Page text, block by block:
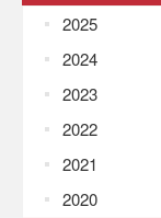
2025
2024
2023
2022
2021
2020